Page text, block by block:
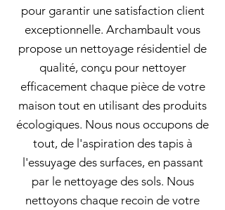
pour garantir une satisfaction client
exceptionnelle. Archambault vous
propose un nettoyage résidentiel de
qualité, conçu pour nettoyer
efficacement chaque pièce de votre
maison tout en utilisant des produits
écologiques. Nous nous occupons de
tout, de l'aspiration des tapis à
l'essuyage des surfaces, en passant
par le nettoyage des sols. Nous
nettoyons chaque recoin de votre